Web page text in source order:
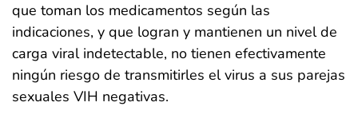
que toman los medicamentos según las
indicaciones, y que logran y mantienen un nivel de
carga viral indetectable, no tienen efectivamente
ningún riesgo de transmitirles el virus a sus parejas
sexuales VIH negativas.